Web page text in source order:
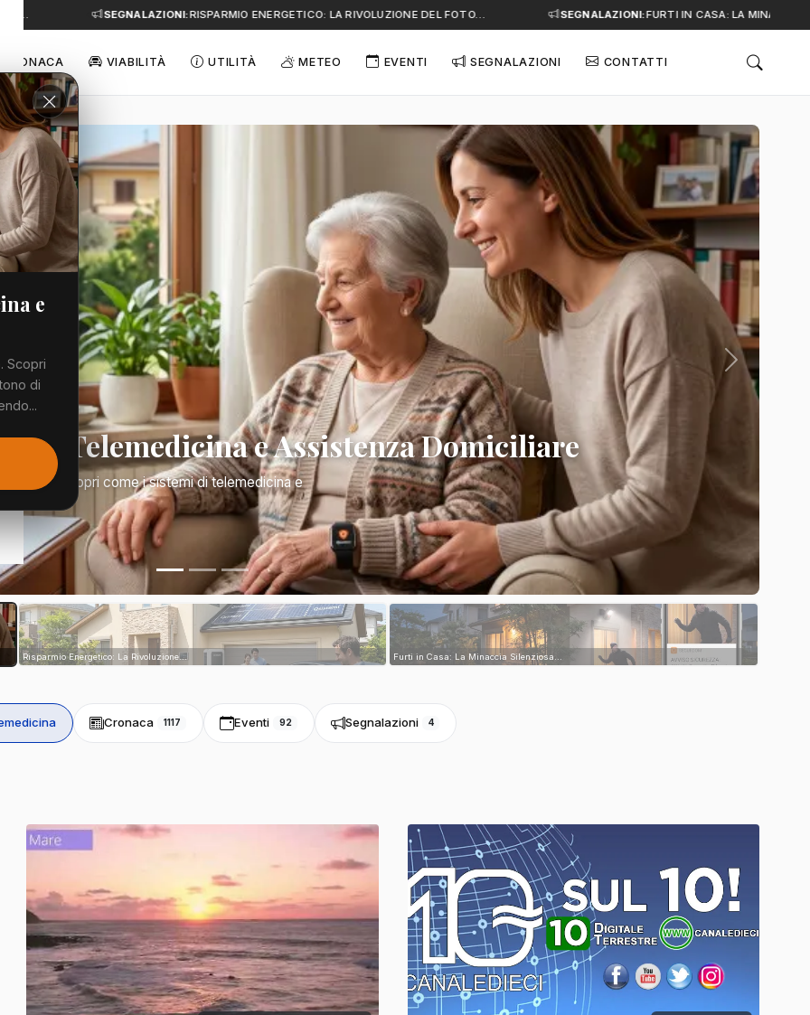
SEGNALAZIONI:RISPARMIO ENERGETICO: LA RIVOLUZIONE DEL FOTO… SEGNALAZIONI:FURTI IN CASA: LA MINACCIA
CRONACA VIABILITÀ UTILITÀ METEO EVENTI SEGNALAZIONI CONTATTI
e
Scopri
di
Telemedicina e Assistenza Domiciliare
di tutto. Scopri come i sistemi di telemedicina e
Successivo
Risparmio Energetico: La Rivoluzione... Furti in Casa: La Minaccia Silenziosa...
Cronaca 1117 Eventi 92 Segnalazioni 4